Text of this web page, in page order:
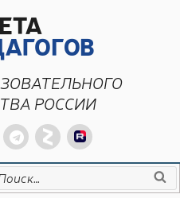
РОССИИ